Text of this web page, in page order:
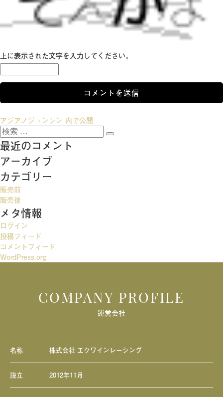
上に表示された文字を入力してください。
投
稿
ナ
ビ
ゲ
ー
シ
ョ
ン
アジアノジュンシン 内で公開
検
索:
検
最近のコメント
アーカイブ
カテゴリー
販売前
販売後
メタ情報
ログイン
投稿フィード
コメントフィード
WordPress.org
COMPANY PROFILE
運営会社
名称 株式会社 エクワインレーシング
設立 2012年11月